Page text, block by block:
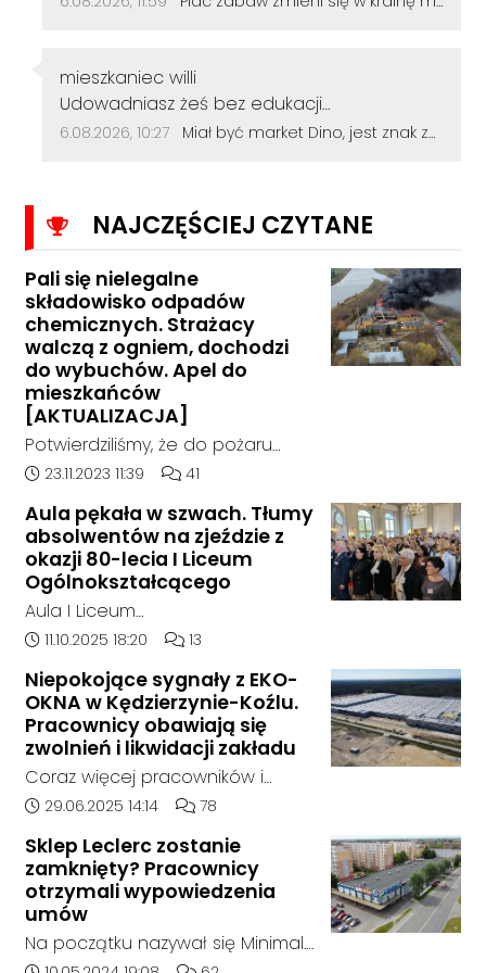
Autor komentarza:
mieszkaniec willi
Treść komentarza:
Udowadniasz żeś bez edukacji
podstawowej...
Data dodania komentarza:
6.08.2026, 10:27 Źródło komentarza:
Miał być market Dino, jest znak zapytania. Przetarg na działkę przy szkole zakończył się bez ofert
NAJCZĘŚCIEJ CZYTANE
Pali się nielegalne
składowisko odpadów
chemicznych. Strażacy
walczą z ogniem, dochodzi
do wybuchów. Apel do
mieszkańców
[AKTUALIZACJA]
Potwierdziliśmy, że do pożaru
doszło w hali, w której nielegalnie
chemiczne.
Data dodania artykułu:
23.11.2023 11:39 Liczba komentarzy artykułu:
41
Aula pękała w szwach. Tłumy
absolwentów na zjeździe z
okazji 80-lecia I Liceum
Ogólnokształcącego
Aula I Liceum
Ogólnokształcącego im. Henryka
w sobotnie przedpołudnie
dosłownie pękała w szwach. Na
wyjątkowy zjazd absolwentów z
okazji jubileuszu 80-lecia szkoły
przyjechali ludzie z różnych
zakątków Polski i świata. W tym
roku zarejestrowało się ponad
1000 uczestników. To największy
zjazd w historii placówki.
Data dodania artykułu:
11.10.2025 18:20 Liczba komentarzy artykułu:
13
Niepokojące sygnały z EKO-
OKNA w Kędzierzynie-Koźlu.
Pracownicy obawiają się
zwolnień i likwidacji zakładu
Coraz więcej pracowników i
mieszkańców zgłasza się do
niepokojącej sytuacji w zakładzie
EKO-OKNA w Kędzierzynie-Koźlu.
Jak wynika z ich relacji, firma
miała w ostatnich tygodniach
rozpocząć proces masowego
Data dodania artykułu:
29.06.2025 14:14 Liczba komentarzy artykułu:
78
Sklep Leclerc zostanie
zamknięty? Pracownicy
otrzymali wypowiedzenia
umów
Na początku nazywał się Minimal.